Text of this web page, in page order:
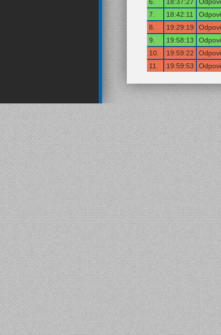
7.
18:42:11
8.
19:29:19
9.
19:58:13
10.
19:59:22
11.
19:59:53